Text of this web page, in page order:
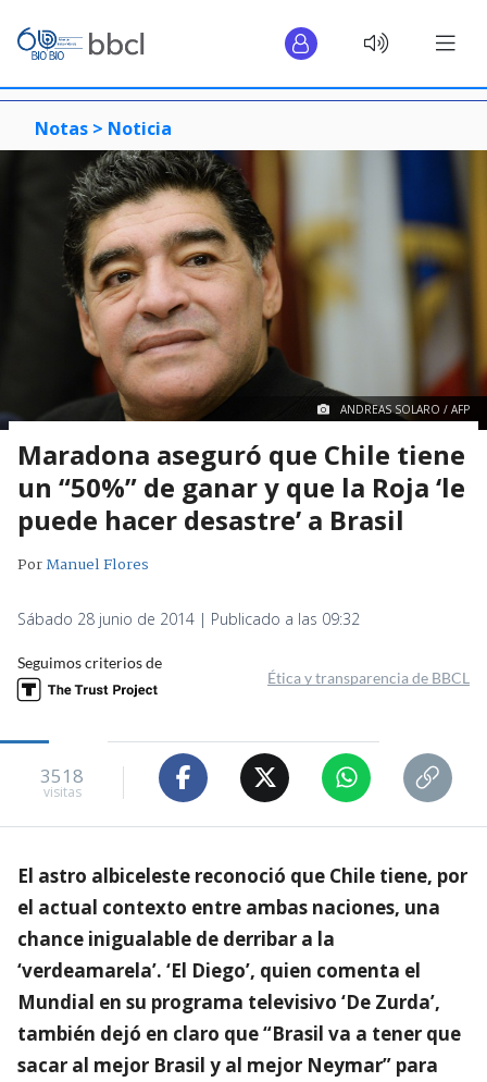
Notas > Noticia
ANDREAS SOLARO / AFP
Maradona aseguró que Chile tiene
un “50%” de ganar y que la Roja ‘le
puede hacer desastre’ a Brasil
PorManuel Flores
Sábado 28 junio de 2014 | Publicado a las 09:32
Seguimos criterios de
Ética y transparencia de BBCL
3518
visitas
El astro albiceleste reconoció que Chile tiene, por
el actual contexto entre ambas naciones, una
chance inigualable de derribar a la
‘verdeamarela’. ‘El Diego’, quien comenta el
Mundial en su programa televisivo ‘De Zurda’,
también dejó en claro que “Brasil va a tener que
sacar al mejor Brasil y al mejor Neymar” para